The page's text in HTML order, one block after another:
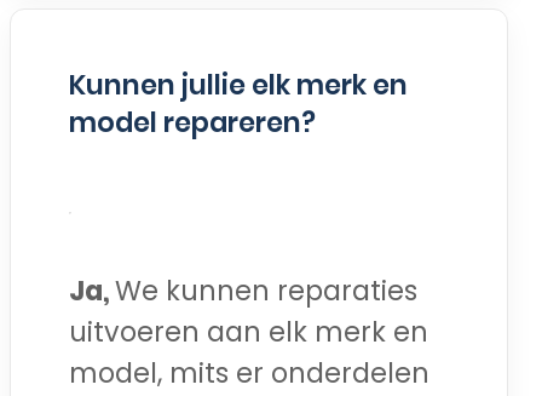
Kunnen jullie elk merk en
model repareren?
Ja,We kunnen reparaties
uitvoeren aan elk merk en
model, mits er onderdelen